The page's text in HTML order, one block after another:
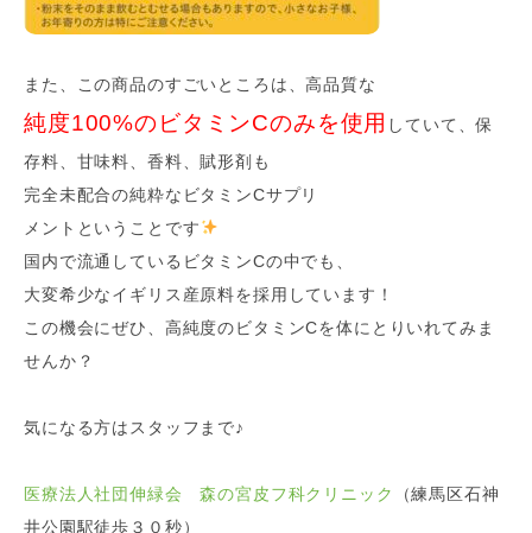
また、この商品のすごいところは、高品質な
純度100%のビタミンCのみを使用 していて、保
存料、甘味料、香料、賦形剤も
完全未配合の純粋なビタミンCサプリ
メントということです
国内で流通しているビタミンCの中でも、
大変希少なイギリス産原料を採用しています！
この機会にぜひ、高純度のビタミンCを体にとりいれてみま
せんか？
気になる方はスタッフまで♪
医療法人社団伸緑会 森の宮皮フ科クリニック
（練馬区石神
井公園駅徒歩３０秒）